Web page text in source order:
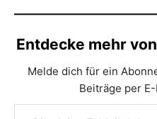
Entdecke mehr
Melde dich für ein
Beiträge per
Gib deine E-Mail-Adresse ein ...